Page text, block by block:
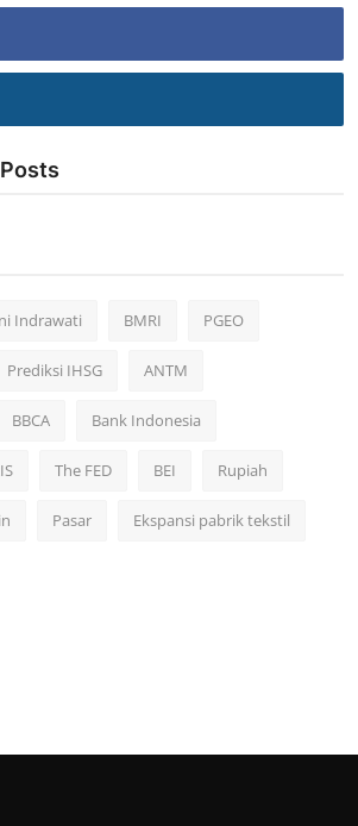
Indrawati BMRI PGEO
Prediksi IHSG ANTM
BBCA Bank Indonesia
The FED BEI Rupiah
Pasar Ekspansi pabrik tekstil